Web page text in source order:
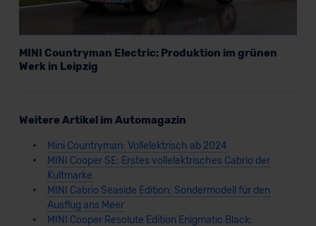
MINI Countryman Electric: Produktion im grünen
Werk in Leipzig
Weitere Artikel im Automagazin
Mini Countryman: Vollelektrisch ab 2024
MINI Cooper SE: Erstes vollelektrisches Cabrio der
Kultmarke
MINI Cabrio Seaside Edition: Sondermodell für den
Ausflug ans Meer
MINI Cooper Resolute Edition Enigmatic Black: